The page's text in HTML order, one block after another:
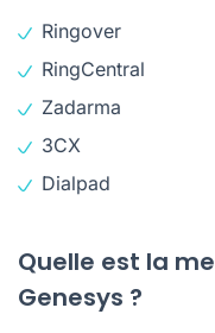
Ringover
RingCentral
Zadarma
3CX
Dialpad
Quelle est la
Genesys ?